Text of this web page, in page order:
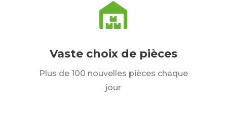
Vaste choix de pièces
Plus de 100 nouvelles pièces chaque
jour